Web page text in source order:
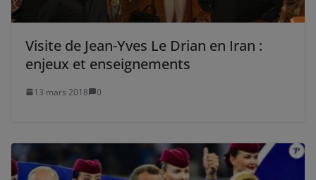
Visite de Jean-Yves Le Drian en Iran :
enjeux et enseignements
13 mars 2018 0